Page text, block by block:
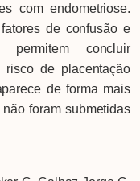
com endometriose.
de confusão e
concluir
risco de placentação
de forma mais
foram submetidas